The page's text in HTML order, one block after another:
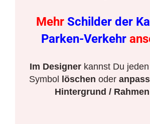
Mehr Schilder der
Parken-Verkehr
Im Designerkannst Du jeden
Symbol
löschen oder
Hintergrund /